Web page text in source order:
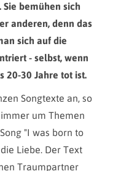
Sie bemühen sich
anderen, denn das
sich auf die
- selbst, wenn
20-30 Jahre tot ist.
Songtexte an, so
um Themen
"I was born to
Liebe. Der Text
Traumpartner